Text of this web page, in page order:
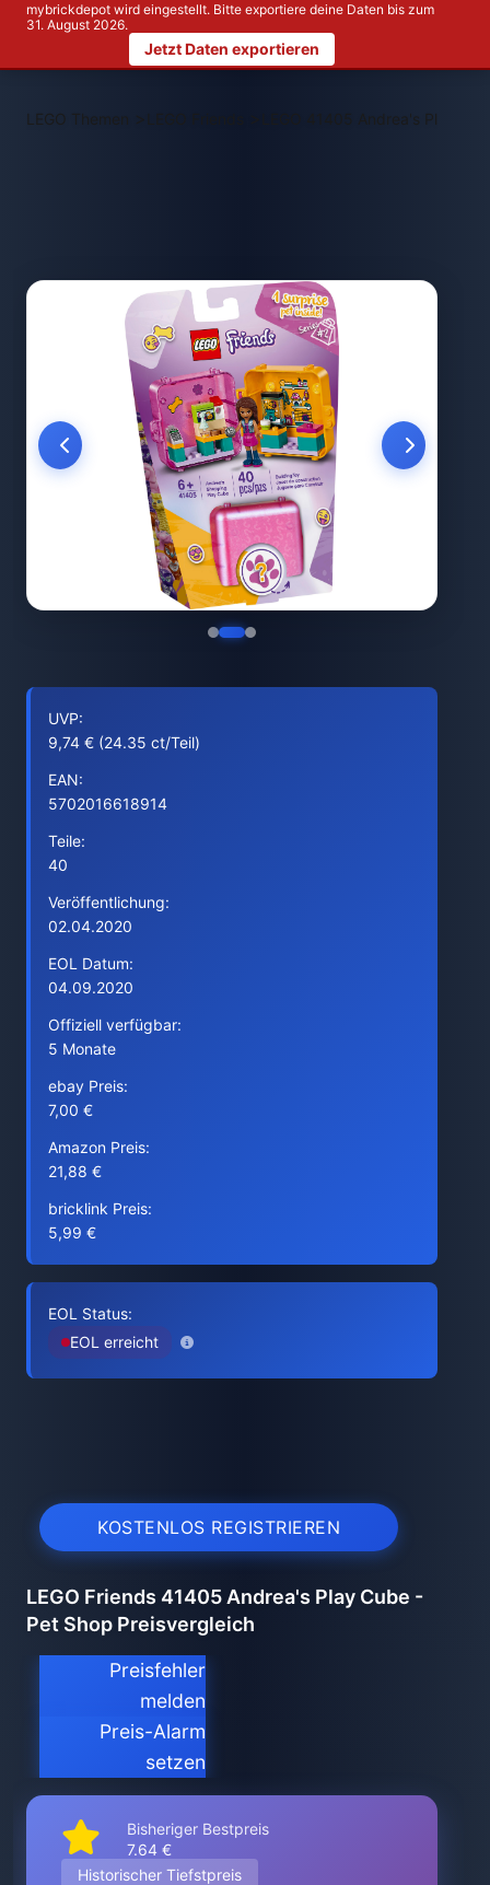
mybrickdepot wird eingestellt. Bitte exportiere deine Daten bis zum
31. August 2026.
Jetzt Daten exportieren
LEGO Themen > LEGO 41405 Andrea's Play
UVP:
9,74 € (24.35 ct/Teil)
EAN:
5702016618914
Teile:
40
Veröffentlichung:
02.04.2020
EOL Datum:
04.09.2020
Offiziell verfügbar:
5 Monate
ebay Preis:
7,00 €
Amazon Preis:
21,88 €
bricklink Preis:
5,99 €
EOL Status:
EOL erreicht
KOSTENLOS REGISTRIEREN
LEGO Friends 41405 Andrea's Play Cube -
Pet Shop Preisvergleich
Preisfehler
melden
Preis-Alarm
setzen
Bisheriger Bestpreis
7.64 €
Historischer Tiefstpreis